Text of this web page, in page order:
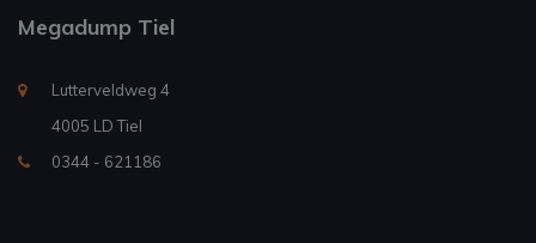
Megadump Tiel
Lutterveldweg 4
4005 LD Tiel
0344 - 621186